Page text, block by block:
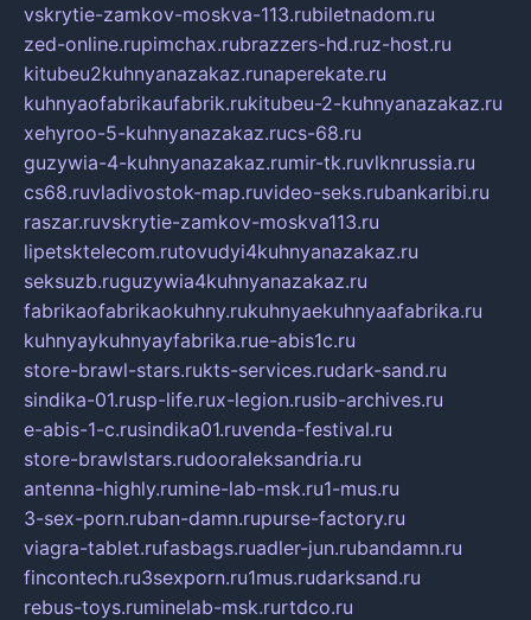
vskrytie-zamkov-moskva-113.rubiletnadom.ru
zed-online.rupimchax.rubrazzers-hd.ruz-host.ru
kitubeu2kuhnyanazakaz.runaperekate.ru
kuhnyaofabrikaufabrik.rukitubeu-2-kuhnyanazakaz.ru
xehyroo-5-kuhnyanazakaz.rucs-68.ru
guzywia-4-kuhnyanazakaz.rumir-tk.ruvlknrussia.ru
cs68.ruvladivostok-map.ruvideo-seks.rubankaribi.ru
raszar.ruvskrytie-zamkov-moskva113.ru
lipetsktelecom.rutovudyi4kuhnyanazakaz.ru
seksuzb.ruguzywia4kuhnyanazakaz.ru
fabrikaofabrikaokuhny.rukuhnyaekuhnyaafabrika.ru
kuhnyaykuhnyayfabrika.rue-abis1c.ru
store-brawl-stars.rukts-services.rudark-sand.ru
sindika-01.rusp-life.rux-legion.rusib-archives.ru
e-abis-1-c.rusindika01.ruvenda-festival.ru
store-brawlstars.rudooraleksandria.ru
antenna-highly.rumine-lab-msk.ru1-mus.ru
3-sex-porn.ruban-damn.rupurse-factory.ru
viagra-tablet.rufasbags.ruadler-jun.rubandamn.ru
fincontech.ru3sexporn.ru1mus.rudarksand.ru
rebus-toys.ruminelab-msk.rurtdco.ru